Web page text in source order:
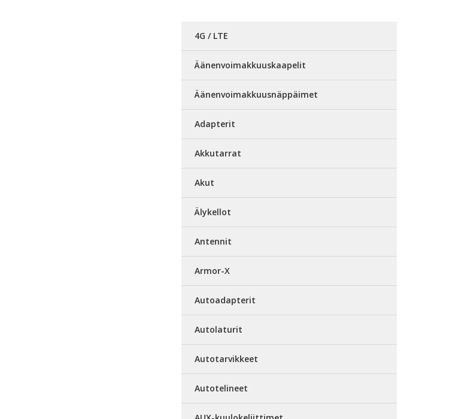
4G / LTE
Äänenvoimakkuuskaapelit
Äänenvoimakkuusnäppäimet
Adapterit
Akkutarrat
Akut
Älykellot
Antennit
Armor-X
Autoadapterit
Autolaturit
Autotarvikkeet
Autotelineet